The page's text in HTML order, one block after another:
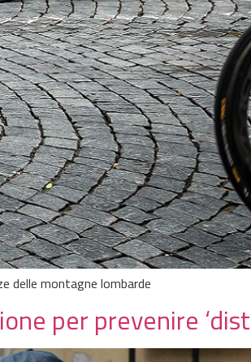
delle montagne lombarde
per prevenire